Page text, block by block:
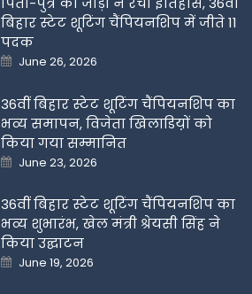
बिहार स्टेट शूटिंग चैंपियनशिप में जीते 11
पदक
Posted
on
June 26, 2026
36वीं बिहार स्टेट शूटिंग चैंपियनशिप का
भव्य समापन, विजेता खिलाडिय़ों को
किया गया सम्मानित
Posted
on
June 23, 2026
36वीं बिहार स्टेट शूटिंग चैंपियनशिप का
भव्य शुभारंभ, खेल मंत्री श्रेयसी सिंह ने
किया उद्घाटन
Posted
on
June 19, 2026